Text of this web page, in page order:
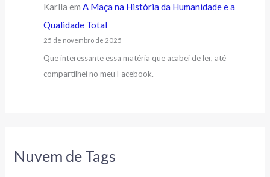
Karlla em A Maça na História da Humanidade e a
Qualidade Total
25 de novembro de 2025
Que interessante essa matéria que acabei de ler, até
compartilhei no meu Facebook.
Nuvem de Tags